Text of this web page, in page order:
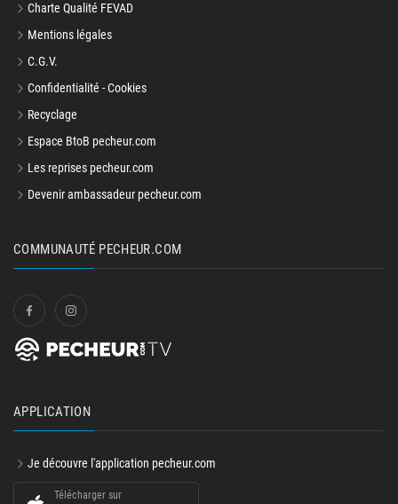
Charte Qualité FEVAD
Mentions légales
C.G.V.
Confidentialité - Cookies
Recyclage
Espace BtoB pecheur.com
Les reprises pecheur.com
Devenir ambassadeur pecheur.com
COMMUNAUTÉ PECHEUR.COM
APPLICATION
Je découvre l'application pecheur.com
Télécharger sur